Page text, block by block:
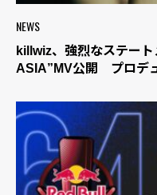
NEWS
killwiz、強烈なステー
ASIA”MV公開 プロデ